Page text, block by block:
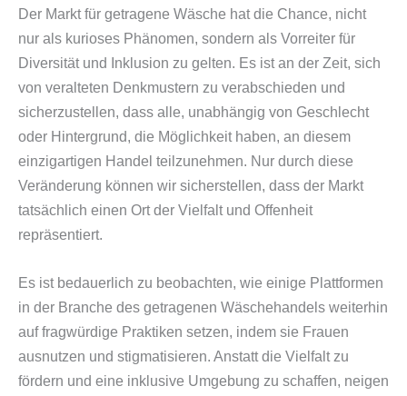
Der Markt für getragene Wäsche hat die Chance, nicht
nur als kurioses Phänomen, sondern als Vorreiter für
Diversität und Inklusion zu gelten. Es ist an der Zeit, sich
von veralteten Denkmustern zu verabschieden und
sicherzustellen, dass alle, unabhängig von Geschlecht
oder Hintergrund, die Möglichkeit haben, an diesem
einzigartigen Handel teilzunehmen. Nur durch diese
Veränderung können wir sicherstellen, dass der Markt
tatsächlich einen Ort der Vielfalt und Offenheit
repräsentiert.
Es ist bedauerlich zu beobachten, wie einige Plattformen
in der Branche des getragenen Wäschehandels weiterhin
auf fragwürdige Praktiken setzen, indem sie Frauen
ausnutzen und stigmatisieren. Anstatt die Vielfalt zu
fördern und eine inklusive Umgebung zu schaffen, neigen